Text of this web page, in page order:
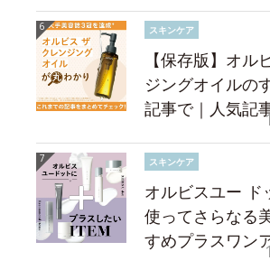
スキンケア
【保存版】オル
ジングオイルの
記事で｜人気記
スキンケア
オルビスユー ド
使ってさらなる
すめプラスワン